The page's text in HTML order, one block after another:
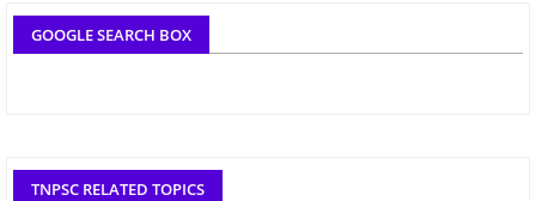
GOOGLE SEARCH BOX
TNPSC RELATED TOPICS